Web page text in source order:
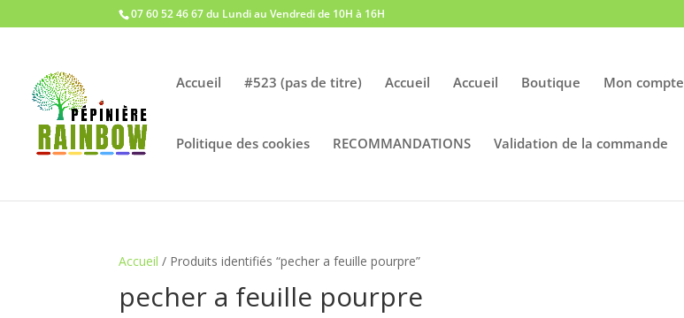
07 60 52 46 67 du Lundi au Vendredi de 10H à 16H
Accueil #523 (pas de titre) Accueil Accueil Boutique Mon compte
Politique des cookies RECOMMANDATIONS Validation de la commande
Accueil / Produits identifiés “pecher a feuille pourpre”
pecher a feuille pourpre